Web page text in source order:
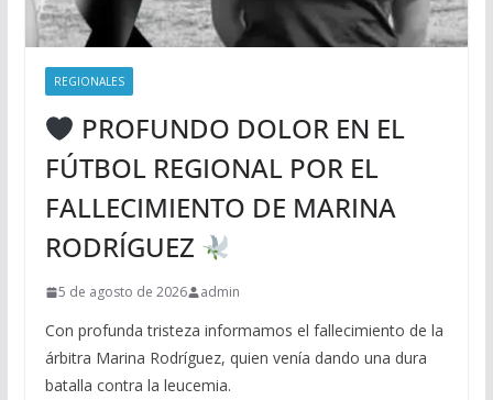
REGIONALES
PROFUNDO DOLOR EN EL
FÚTBOL REGIONAL POR EL
FALLECIMIENTO DE MARINA
RODRÍGUEZ
5 de agosto de 2026 admin
Con profunda tristeza informamos el fallecimiento de la
árbitra Marina Rodríguez, quien venía dando una dura
batalla contra la leucemia.